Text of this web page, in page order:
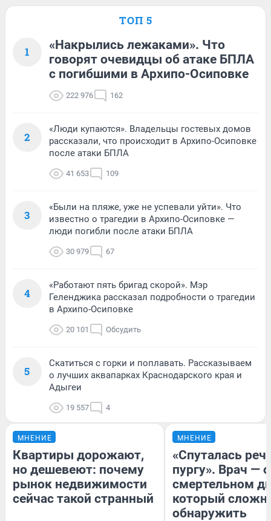
ТОП 5
1
«Накрылись лежаками». Что
говорят очевидцы об атаке БПЛА
с погибшими в Архипо-Осиповке
222 976 162
2
«Люди купаются». Владельцы гостевых домов
рассказали, что происходит в Архипо-Осиповке
после атаки БПЛА
41 653 109
3
«Были на пляже, уже не успевали уйти». Что
известно о трагедии в Архипо-Осиповке —
люди погибли после атаки БПЛА
30 979 67
4
«Работают пять бригад скорой». Мэр
Геленджика рассказал подробности о трагедии
в Архипо-Осиповке
20 101 Обсудить
5
Скатиться с горки и поплавать. Рассказываем
о лучших аквапарках Краснодарского края и
Адыгеи
19 557 4
МНЕНИЕ
Квартиры дорожают,
но дешевеют: почему
рынок недвижимости
сейчас такой странный
МНЕНИЕ
«Спуталась
пургу». Врач — о
смертельном
который
обнаружить